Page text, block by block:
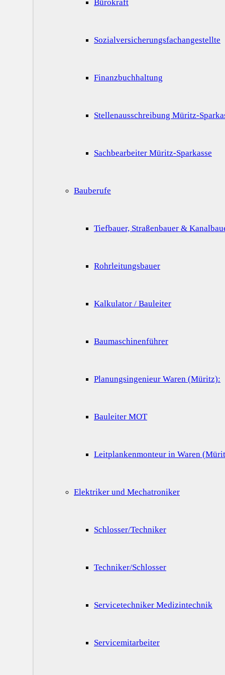
Bürokraft
Sozialversicherungsfachangestellte
Finanzbuchhaltung
Stellenausschreibung Müritz-
Sachbearbeiter Müritz-Sparkasse
Bauberufe
Tiefbauer, Straßenbauer &
Rohrleitungsbauer
Kalkulator / Bauleiter
Baumaschinenführer
Planungsingenieur Waren (Müritz):
Bauleiter MOT
Leitplankenmonteur in Waren
Elektriker und Mechatroniker
Schlosser/Techniker
Techniker/Schlosser
Servicetechniker Medizintechnik
Servicemitarbeiter